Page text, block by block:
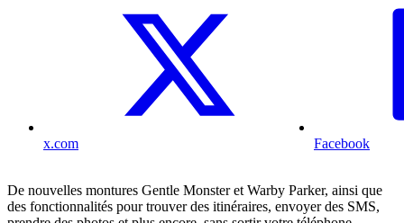
x.com Facebook
De nouvelles montures Gentle Monster et Warby Parker, ainsi que
des fonctionnalités pour trouver des itinéraires, envoyer des SMS,